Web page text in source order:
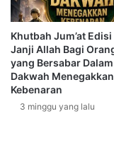
sebelumnya hingga
begitu yang
sallam.(HR. Bukhari).
Bagi seorang
iman adalah
dan menjadi
o
d
y
K
u
r
n
l
m
u
Khutbah Jum’at Edisi
Janji Allah Bagi
yang Bersabar Dalam
Dakwah Menegakkan
Kebenaran
3 minggu yang lalu